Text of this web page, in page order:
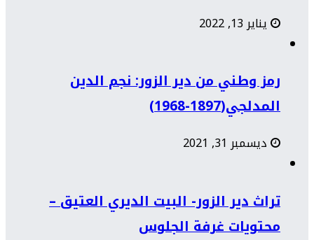
يناير 13, 2022
رمز وطني من دير الزور: نجم الدين
المدلجي(1897-1968)
ديسمبر 31, 2021
تراث دير الزور- البيت الديري العتيق –
محتويات غرفة الجلوس